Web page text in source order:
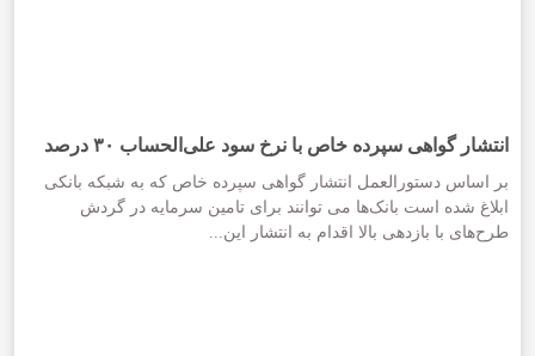
انتشار گواهی سپرده خاص با نرخ سود علی‌الحساب ۳۰ درصد
بر اساس دستورالعمل انتشار گواهی سپرده خاص که به شبکه بانکی
ابلاغ شده است بانک‌ها می توانند برای تامین سرمایه در گردش
طرح‌های با بازدهی بالا اقدام به انتشار این...